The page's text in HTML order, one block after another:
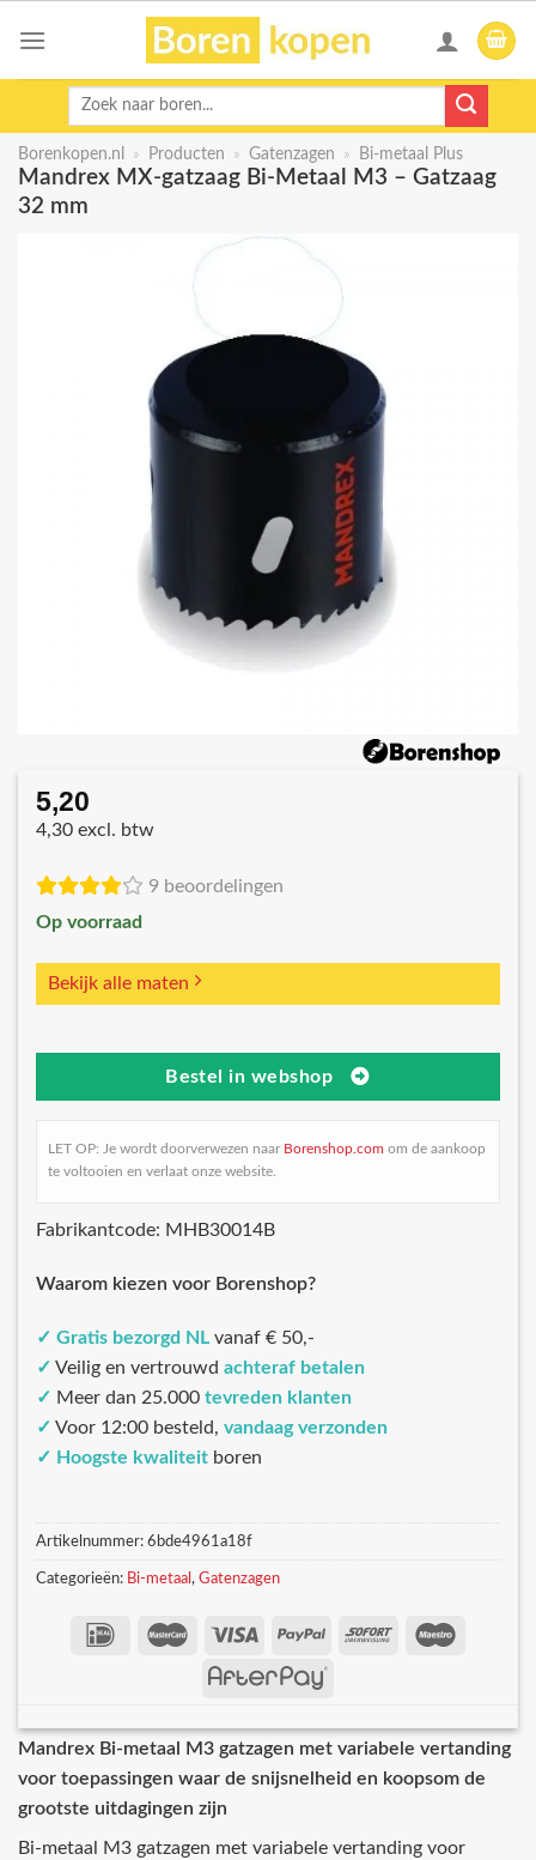
Zoeken
Borenkopen.nl » Producten » Gatenzagen » Bi-metaal Plus
Mandrex MX-gatzaag Bi-Metaal M3 – Gatzaag
32 mm
5,20
4,30 excl. btw
9 beoordelingen
Op voorraad
Bekijk alle maten
Bestel in webshop
LET OP: Je wordt doorverwezen naar Borenshop.com om de aankoop
te voltooien en verlaat onze website.
Fabrikantcode: MHB30014B
Waarom kiezen voor Borenshop?
✓ Gratis bezorgd NL vanaf € 50,-
✓ Veilig en vertrouwd achteraf betalen
✓ Meer dan 25.000 tevreden klanten
✓ Voor 12:00 besteld, vandaag verzonden
✓ Hoogste kwaliteit boren
Artikelnummer: 6bde4961a18f
Categorieën: Bi-metaal , Gatenzagen
Mandrex Bi-metaal M3 gatzagen met variabele vertanding
voor toepassingen waar de snijsnelheid en koopsom de
grootste uitdagingen zijn
Bi-metaal M3 gatzagen met variabele vertanding voor